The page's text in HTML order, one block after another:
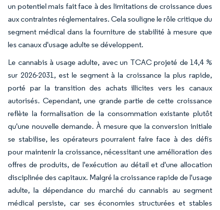
un potentiel mais fait face à des limitations de croissance dues
aux contraintes réglementaires. Cela souligne le rôle critique du
segment médical dans la fourniture de stabilité à mesure que
les canaux d'usage adulte se développent.
Le cannabis à usage adulte, avec un TCAC projeté de 14,4 %
sur 2026-2031, est le segment à la croissance la plus rapide,
porté par la transition des achats illicites vers les canaux
autorisés. Cependant, une grande partie de cette croissance
reflète la formalisation de la consommation existante plutôt
qu'une nouvelle demande. À mesure que la conversion initiale
se stabilise, les opérateurs pourraient faire face à des défis
pour maintenir la croissance, nécessitant une amélioration des
offres de produits, de l'exécution au détail et d'une allocation
disciplinée des capitaux. Malgré la croissance rapide de l'usage
adulte, la dépendance du marché du cannabis au segment
médical persiste, car ses économies structurées et stables